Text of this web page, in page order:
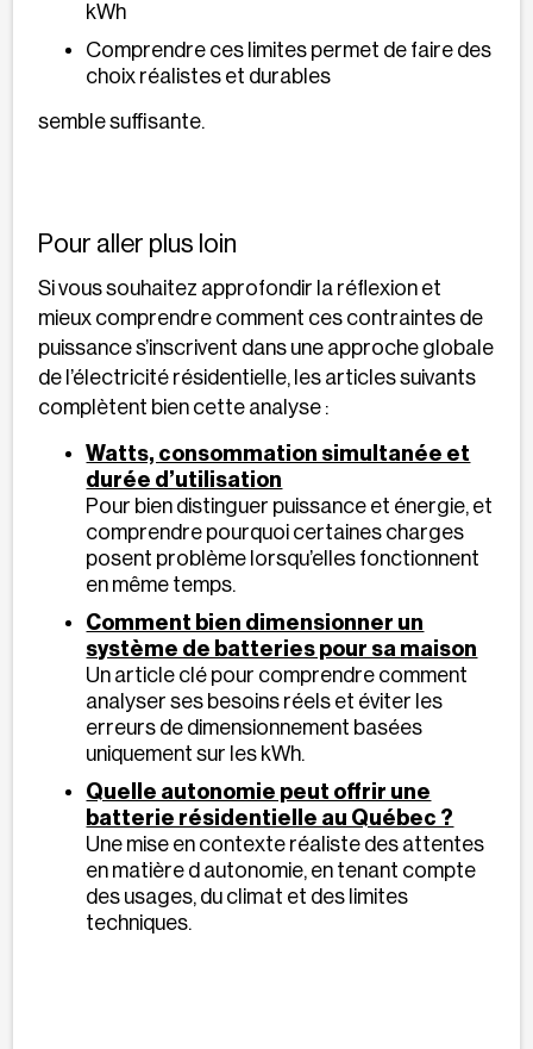
kWh
Comprendre ces limites permet de faire des
choix réalistes et durables
semble suffisante.
Pour aller plus loin
Si vous souhaitez approfondir la réflexion et
mieux comprendre comment ces contraintes de
puissance s’inscrivent dans une approche globale
de l’électricité résidentielle, les articles suivants
complètent bien cette analyse :
Watts, consommation simultanée et
durée d’utilisation
Pour bien distinguer puissance et énergie, et
comprendre pourquoi certaines charges
posent problème lorsqu’elles fonctionnent
en même temps.
Comment bien dimensionner un
système de batteries pour sa maison
Un article clé pour comprendre comment
analyser ses besoins réels et éviter les
erreurs de dimensionnement basées
uniquement sur les kWh.
Quelle autonomie peut offrir une
batterie résidentielle au Québec ?
Une mise en contexte réaliste des attentes
en matière d autonomie, en tenant compte
des usages, du climat et des limites
techniques.